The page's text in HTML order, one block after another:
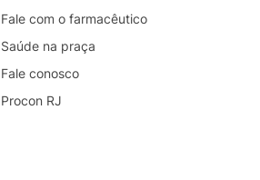
Fale com o farmacêutico
Saúde na praça
Fale conosco
Procon RJ